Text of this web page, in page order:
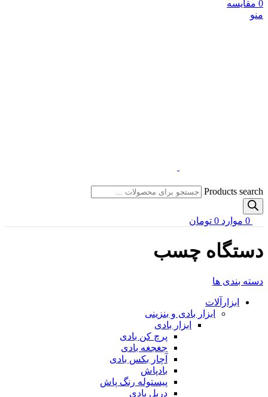
0 مقایسه
منو
Products search
0 موارد 0 تومان
دستگاه چسب
دسته بندی ها
ابزارآلات
ابزار بادی و بنزینی
ابزار بادی
پرچ کن بادی
جغجغه بادی
آچار بکس بادی
بادپاش
پیستوله رنگ پاش
دریل بادی